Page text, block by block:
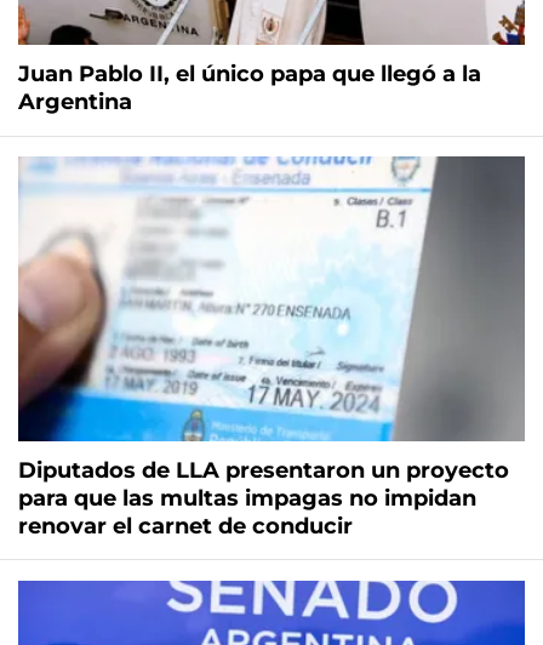
Juan Pablo II, el único papa que llegó a la
Argentina
Diputados de LLA presentaron un proyecto
para que las multas impagas no impidan
renovar el carnet de conducir